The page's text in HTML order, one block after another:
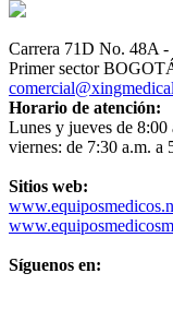
Carrera 71D No. 48A -
Primer sector
Horario de atención:
Lunes y jueves de
viernes: de 7:30 a.m. a
Sitios web:
Síguenos en: